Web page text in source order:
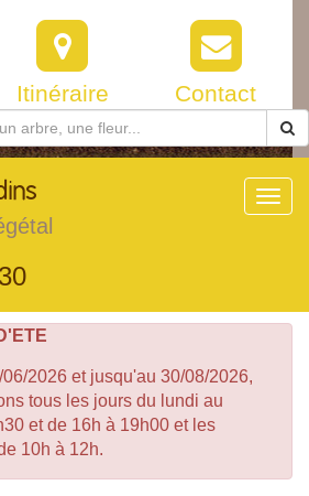
Itinéraire Contact
2026 et jusqu'au 30/08/2026,
tous les jours du lundi au
et de 16h à 19h00 et les
10h à 12h.